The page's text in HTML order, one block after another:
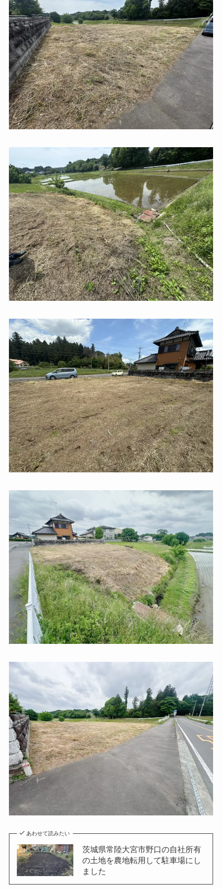
あわせて読みたい
茨城県常陸大宮市野口の自社所有
の土地を農地転用して駐車場にし
ました